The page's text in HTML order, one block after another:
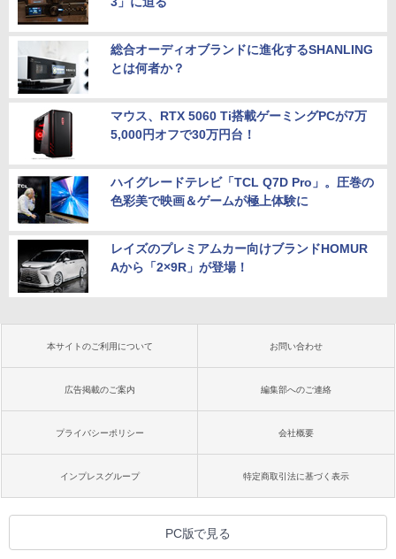
総合オーディオブランドに進化するSHANLING
とは何者か？
マウス、RTX 5060 Ti搭載ゲーミングPCが7万
5,000円オフで30万円台！
ハイグレードテレビ「TCL Q7D Pro」。圧巻の
色彩美で映画＆ゲームが極上体験に
レイズのプレミアムカー向けブランドHOMUR
Aから「2×9R」が登場！
本サイトのご利用について お問い合わせ
広告掲載のご案内 編集部へのご連絡
プライバシーポリシー 会社概要
インプレスグループ 特定商取引法に基づく表示
PC版で見る